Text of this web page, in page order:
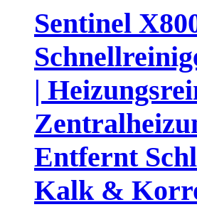
Sentinel
|
Entfernt
Kalk &